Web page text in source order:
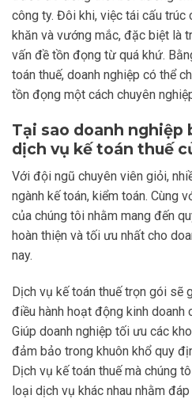
công ty. Đôi khi, việc tái cấu trúc
khăn và vướng mắc, đặc biệt là
vấn đề tồn đọng từ quá khứ.
toán thuế, doanh nghiệp có thể
tồn đọng một cách chuyên
Tại sao doanh nghiệp
dịch vụ kế toán thuế
Với đội ngũ chuyên viên giỏi,
ngành kế toán, kiểm toán. Cùng
của chúng tôi nhằm mang đến
hoàn thiện và tối ưu nhất cho
nay.
Dịch vụ kế toán thuế trọn gói sẽ
điều hành hoạt động kinh doanh
Giúp doanh nghiệp tối ưu các
đảm bảo trong khuôn khổ quy
Dịch vụ kế toán thuế mà chúng
loại dịch vụ khác nhau nhằm